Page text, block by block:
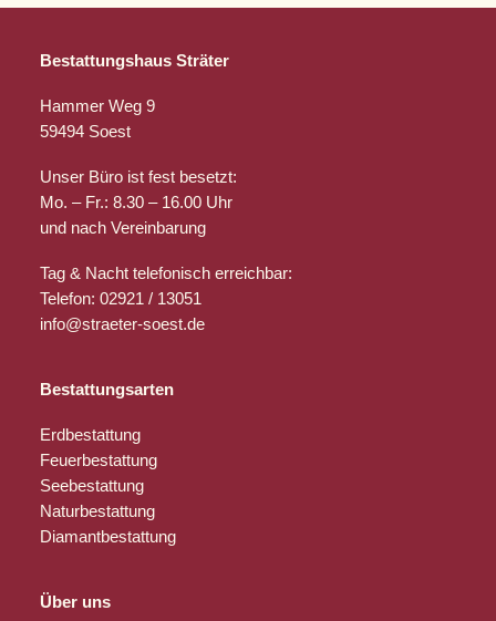
Bestattungshaus Sträter
Hammer Weg 9
59494 Soest
Unser Büro ist fest besetzt:
Mo. – Fr.: 8.30 – 16.00 Uhr
und nach Vereinbarung
Tag & Nacht telefonisch erreichbar:
Telefon: 02921 / 13051
info@straeter-soest.de
Bestattungsarten
Erdbestattung
Feuerbestattung
Seebestattung
Naturbestattung
Diamantbestattung
Über uns